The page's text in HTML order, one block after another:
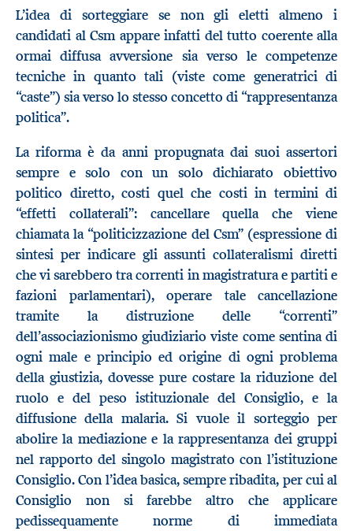
L’idea di sorteggiare se non gli eletti almeno i
candidati al Csm appare infatti del tutto coerente alla
ormai diffusa avversione sia verso le competenze
tecniche in quanto tali (viste come generatrici di
“caste”) sia verso lo stesso concetto di “rappresentanza
politica”.
La riforma è da anni propugnata dai suoi assertori
sempre e solo con un solo dichiarato obiettivo
politico diretto, costi quel che costi in termini di
“effetti collaterali”: cancellare quella che viene
chiamata la “politicizzazione del Csm” (espressione di
sintesi per indicare gli assunti collateralismi diretti
che vi sarebbero tra correnti in magistratura e partiti e
fazioni parlamentari), operare tale cancellazione
tramite la distruzione delle “correnti”
dell’associazionismo giudiziario viste come sentina di
ogni male e principio ed origine di ogni problema
della giustizia, dovesse pure costare la riduzione del
ruolo e del peso istituzionale del Consiglio, e la
diffusione della malaria. Si vuole il sorteggio per
abolire la mediazione e la rappresentanza dei gruppi
nel rapporto del singolo magistrato con l’istituzione
Consiglio. Con l’idea basica, sempre ribadita, per cui al
Consiglio non si farebbe altro che applicare
pedissequamente norme di immediata